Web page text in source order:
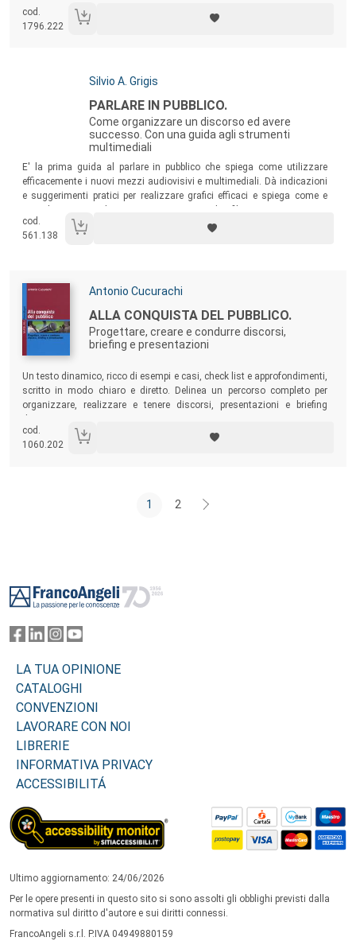
cod.
1796.222
Autori:
Silvio A. Grigis
Titolo:
PARLARE IN PUBBLICO.
Come organizzare un discorso ed avere
successo. Con una guida agli strumenti
multimediali
Sommario:
E' la prima guida al parlare in pubblico che spiega come utilizzare
efficacemente i nuovi mezzi audiovisivi e multimediali. Dà indicazioni
e suggerimenti pratici per realizzare grafici efficaci e spiega come e
videocassette, fotocopie e lavagne.
cod.
561.138
Autori:
Antonio Cucurachi
Titolo:
ALLA CONQUISTA DEL PUBBLICO.
Progettare, creare e condurre discorsi,
briefing e presentazioni
Sommario:
Un testo dinamico, ricco di esempi e casi, check list e approfondimenti,
scritto in modo chiaro e diretto. Delinea un percorso completo per
organizzare, realizzare e tenere discorsi, presentazioni e briefing
cod.
1060.202
1 2
LA TUA OPINIONE
CATALOGHI
CONVENZIONI
LAVORARE CON NOI
LIBRERIE
INFORMATIVA PRIVACY
ACCESSIBILITÁ
Ultimo aggiornamento: 24/06/2026
Per le opere presenti in questo sito si sono assolti gli obblighi previsti dalla
normativa sul diritto d'autore e sui diritti connessi.
FrancoAngeli s.r.l. P.IVA 04949880159